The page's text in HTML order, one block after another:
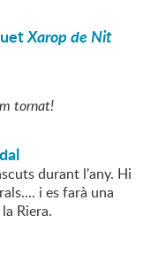
Xarop de Nit
tornat!
durant l'any. Hi
i es farà una
Riera.